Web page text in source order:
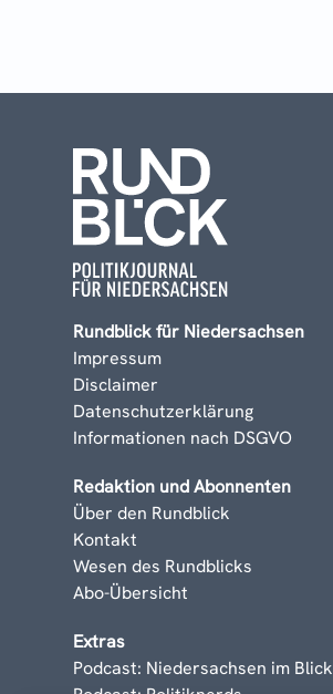
Rundblick für Niedersachsen
Impressum
Disclaimer
Datenschutzerklärung
Informationen nach DSGVO
Redaktion und Abonnenten
Über den Rundblick
Kontakt
Wesen des Rundblicks
Abo-Übersicht
Extras
Podcast: Niedersachsen im Blick